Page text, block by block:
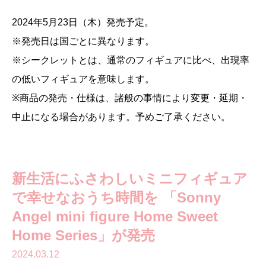
2024年5月23日（木）発売予定。
※発売日は国ごとに異なります。
※シークレットとは、通常のフィギュアに比べ、出現率
の低いフィギュアを意味します。
※商品の発売・仕様は、諸般の事情により変更・延期・
中止になる場合があります。予めご了承ください。
新生活にふさわしいミニフィギュア
で幸せなおうち時間を 「Sonny
Angel mini figure Home Sweet
Home Series」が発売
2024.03.12